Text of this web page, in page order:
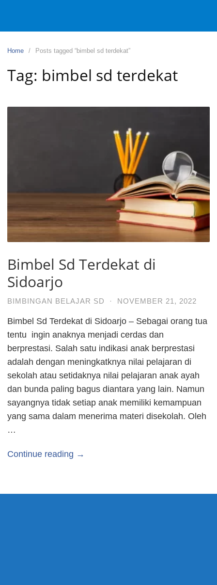
Home Posts tagged “bimbel sd terdekat”
Tag: bimbel sd terdekat
Bimbel Sd Terdekat di
Sidoarjo
BIMBINGAN BELAJAR SD · NOVEMBER 21, 2022
Bimbel Sd Terdekat di Sidoarjo – Sebagai orang tua
tentu ingin anaknya menjadi cerdas dan
berprestasi. Salah satu indikasi anak berprestasi
adalah dengan meningkatknya nilai pelajaran di
sekolah atau setidaknya nilai pelajaran anak ayah
dan bunda paling bagus diantara yang lain. Namun
sayangnya tidak setiap anak memiliki kemampuan
yang sama dalam menerima materi disekolah. Oleh
…
Continue reading →